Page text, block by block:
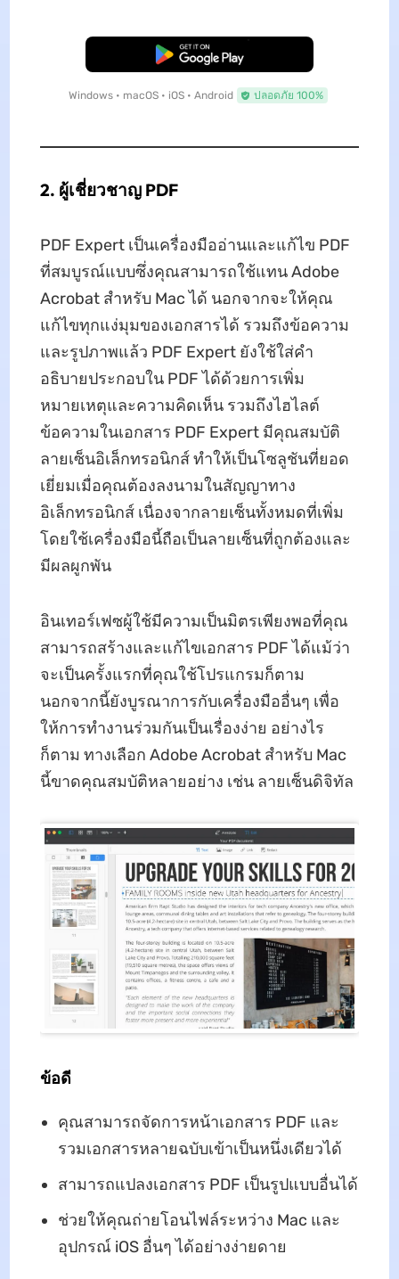
ดาวน์โหลดฟรี
Windows • macOS • iOS • Android ปลอดภัย 100%
2. ผู้เชี่ยวชาญ PDF
PDF Expert เป็นเครื่องมืออ่านและแก้ไข PDF
ที่สมบูรณ์แบบซึ่งคุณสามารถใช้แทน Adobe
Acrobat สำหรับ Mac ได้ นอกจากจะให้คุณ
แก้ไขทุกแง่มุมของเอกสารได้ รวมถึงข้อความ
และรูปภาพแล้ว PDF Expert ยังใช้ใส่คำ
อธิบายประกอบใน PDF ได้ด้วยการเพิ่ม
หมายเหตุและความคิดเห็น รวมถึงไฮไลต์
ข้อความในเอกสาร PDF Expert มีคุณสมบัติ
ลายเซ็นอิเล็กทรอนิกส์ ทำให้เป็นโซลูชันที่ยอด
เยี่ยมเมื่อคุณต้องลงนามในสัญญาทาง
อิเล็กทรอนิกส์ เนื่องจากลายเซ็นทั้งหมดที่เพิ่ม
โดยใช้เครื่องมือนี้ถือเป็นลายเซ็นที่ถูกต้องและ
มีผลผูกพัน
อินเทอร์เฟซผู้ใช้มีความเป็นมิตรเพียงพอที่คุณ
สามารถสร้างและแก้ไขเอกสาร PDF ได้แม้ว่า
จะเป็นครั้งแรกที่คุณใช้โปรแกรมก็ตาม
นอกจากนี้ยังบูรณาการกับเครื่องมืออื่นๆ เพื่อ
ให้การทำงานร่วมกันเป็นเรื่องง่าย อย่างไร
ก็ตาม ทางเลือก Adobe Acrobat สำหรับ Mac
นี้ขาดคุณสมบัติหลายอย่าง เช่น ลายเซ็นดิจิทัล
ข้อดี
คุณสามารถจัดการหน้าเอกสาร PDF และ
รวมเอกสารหลายฉบับเข้าเป็นหนึ่งเดียวได้
สามารถแปลงเอกสาร PDF เป็นรูปแบบอื่นได้
ช่วยให้คุณถ่ายโอนไฟล์ระหว่าง Mac และ
อุปกรณ์ iOS อื่นๆ ได้อย่างง่ายดาย